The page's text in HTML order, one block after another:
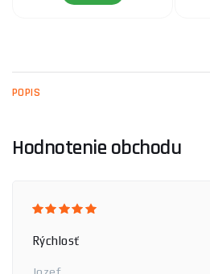
POPIS
Hodnotenie obchodu
Rýchlosť